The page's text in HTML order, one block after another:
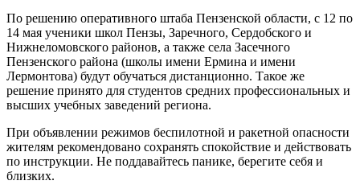
По решению оперативного штаба Пензенской области, с 12 по
14 мая ученики школ Пензы, Заречного, Сердобского и
Нижнеломовского районов, а также села Засечного
Пензенского района (школы имени Ермина и имени
Лермонтова) будут обучаться дистанционно. Такое же
решение принято для студентов средних профессиональных и
высших учебных заведений региона.
При объявлении режимов беспилотной и ракетной опасности
жителям рекомендовано сохранять спокойствие и действовать
по инструкции. Не поддавайтесь панике, берегите себя и
близких.